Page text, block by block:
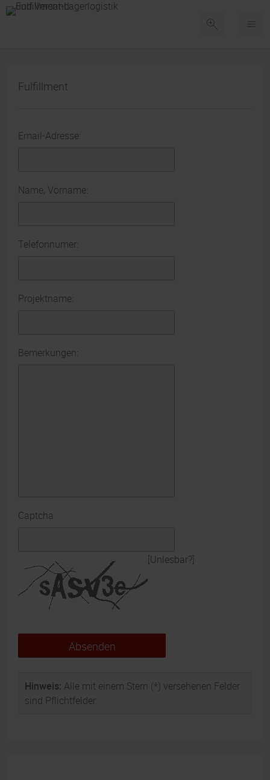
Fulfillment
Email-Adresse:
Name, Vorname:
Telefonnumer:
Projektname:
Bemerkungen:
Captcha
[Unlesbar?]
Absenden
Hinweis: Alle mit einem Stern (*) versehenen Felder
sind Pflichtfelder.